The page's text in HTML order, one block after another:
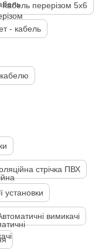
Кабель перерізом 5х6
- кабель
стрічка ПВХ
установки
вимикачі